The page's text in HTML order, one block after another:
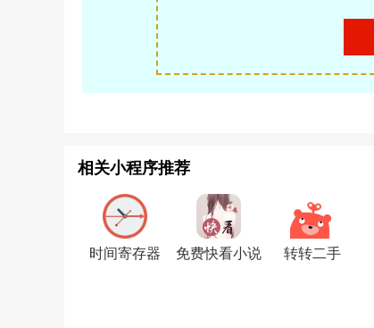
相关小程序推荐
时间寄存器 免费快看小说 转转二手